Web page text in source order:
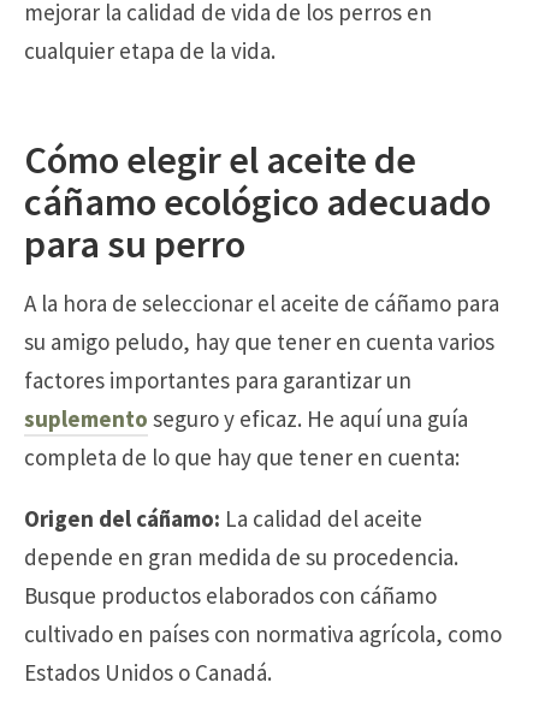
mejorar la calidad de vida de los perros en
cualquier etapa de la vida.
Cómo elegir el aceite de
cáñamo ecológico adecuado
para su perro
A la hora de seleccionar el aceite de cáñamo para
su amigo peludo, hay que tener en cuenta varios
factores importantes para garantizar un
suplemento seguro y eficaz. He aquí una guía
completa de lo que hay que tener en cuenta:
Origen del cáñamo: La calidad del aceite
depende en gran medida de su procedencia.
Busque productos elaborados con cáñamo
cultivado en países con normativa agrícola, como
Estados Unidos o Canadá.